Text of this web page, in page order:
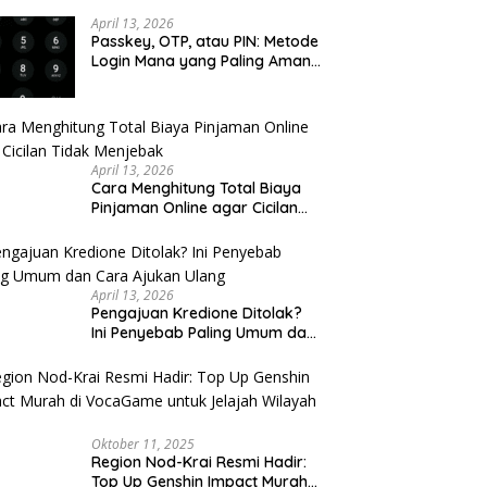
April 13, 2026
Passkey, OTP, atau PIN: Metode
Login Mana yang Paling Aman
April 13, 2026
Cara Menghitung Total Biaya
Pinjaman Online agar Cicilan
April 13, 2026
Pengajuan Kredione Ditolak?
Ini Penyebab Paling Umum dan
Oktober 11, 2025
Region Nod-Krai Resmi Hadir:
Top Up Genshin Impact Murah